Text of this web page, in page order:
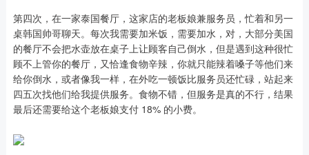
第四次，在一家泰国餐厅，这家店的老板娘兼服务员，忙着和另一
桌韩国帅哥聊天。每次我需要加米饭，需要加水，对，大部分美国
的餐厅不会把水壶放在桌子上让顾客自己倒水，但是遇到这种很忙
顾不上管你的餐厅，又恰逢食物辛辣，你就只能辣着嗓子等他们来
给你倒水，或者像我一样，在外吃一顿饭比服务员还忙碌，站起来
四五次找他们给我提供服务。食物不错，但服务是真的不行，结果
最后还需要给这个老板娘支付 18% 的小费。